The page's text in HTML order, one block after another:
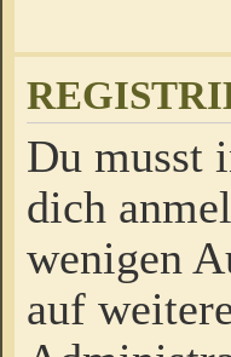
Du musst
dich
wenigen
auf